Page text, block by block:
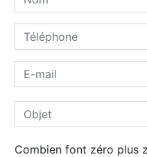
Combien font zéro plus